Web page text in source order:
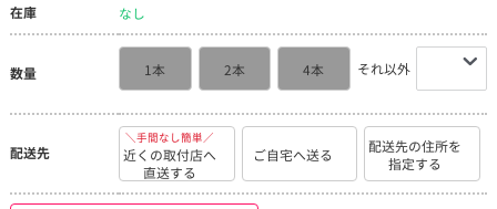
在庫 なし
数量 1本 2本 4本 それ以外
配送先
＼手間なし簡単／
近くの取付店へ
直送する
ご自宅へ送る
配送先の住所を
指定する